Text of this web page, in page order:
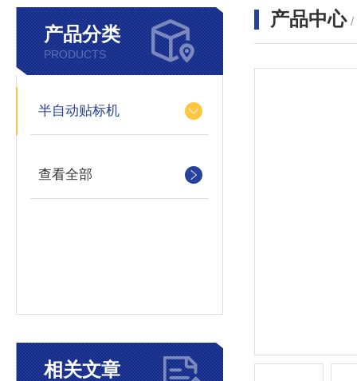
产品分类
PRODUCTS
半自动贴标机
查看全部
相关文章
产品中心 /